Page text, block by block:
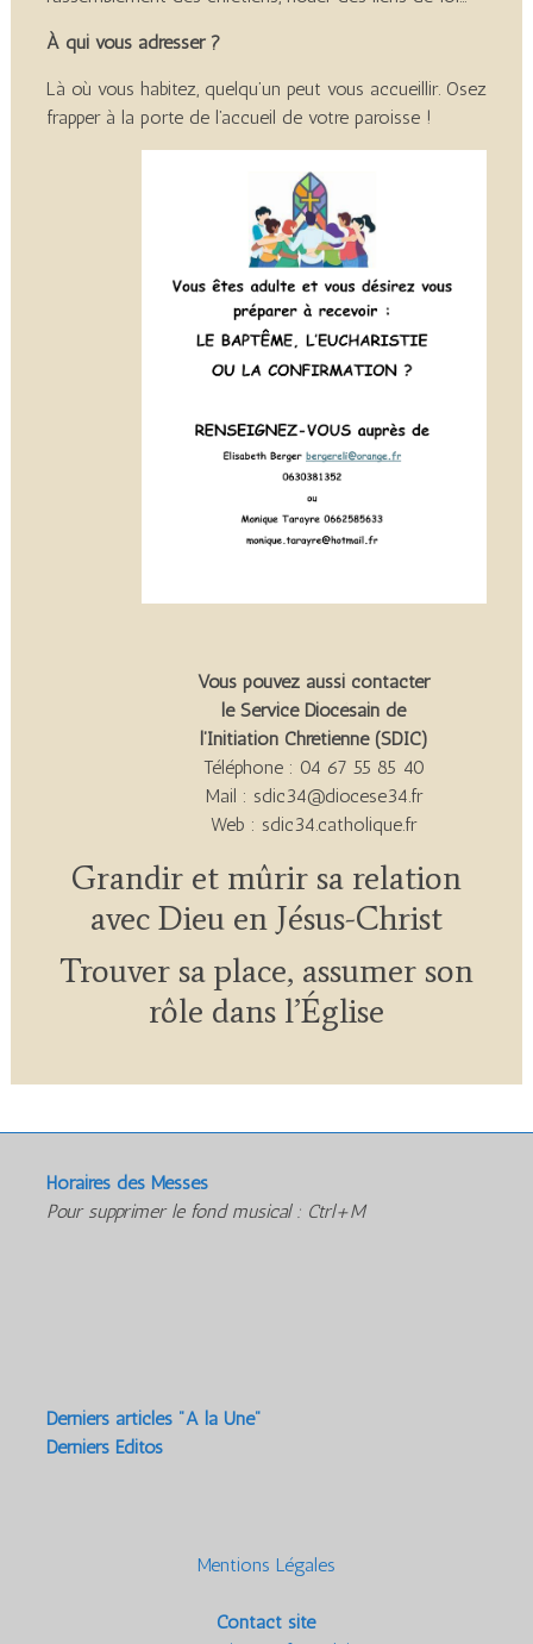
À qui vous adresser ?
Là où vous habitez, quelqu’un peut vous accueillir. Osez
frapper à la porte de l’accueil de votre paroisse !
Vous pouvez aussi contacter
le Service Diocésain de
l’Initiation Chrétienne (SDIC)
Téléphone : 04 67 55 85 40
Mail : sdic34@diocese34.fr
Web : sdic34.catholique.fr
Grandir et mûrir sa relation
avec Dieu en Jésus-Christ
Trouver sa place, assumer son
rôle dans l’Église
Horaires des Messes
Pour supprimer le fond musical : Ctrl+M
Derniers articles "A la Une"
Derniers Editos
Mentions Légales
Contact site